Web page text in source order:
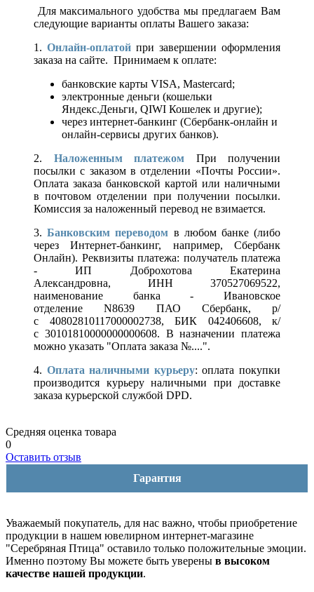
Для максимального удобства мы предлагаем Вам
следующие варианты оплаты Вашего заказа:
1. Онлайн-оплатой при завершении оформления
заказа на сайте. Принимаем к оплате:
банковские карты VISA, Mastercard;
электронные деньги (кошельки
Яндекс.Деньги, QIWI Кошелек и другие);
через интернет-банкинг (Сбербанк-онлайн и
онлайн-сервисы других банков).
2. Наложенным платежом При получении
посылки с заказом в отделении «Почты России».
Оплата заказа банковской картой или наличными
в почтовом отделении при получении посылки.
Комиссия за наложенный перевод не взимается.
3.Банковским переводом в любом банке (либо
через Интернет-банкинг, например, Сбербанк
Онлайн). Реквизиты платежа: получатель платежа
- ИП Доброхотова Екатерина
Александровна, ИНН 370527069522,
наименование банка - Ивановское
отделение N8639 ПАО Сбербанк, р/
с 40802810117000002738, БИК 042406608, к/
с 30101810000000000608. В назначении платежа
можно указать "Оплата заказа №....".
4. Оплата наличными курьеру: оплата покупки
производится курьеру наличными при доставке
заказа курьерской службой DPD.
Средняя оценка товара
0
Оставить отзыв
Гарантия
Уважаемый покупатель, для нас важно, чтобы приобретение
продукции в нашем ювелирном интернет-магазине
"Серебряная Птица" оставило только положительные эмоции.
Именно поэтому Вы можете быть уверены в высоком
качестве нашей продукции.